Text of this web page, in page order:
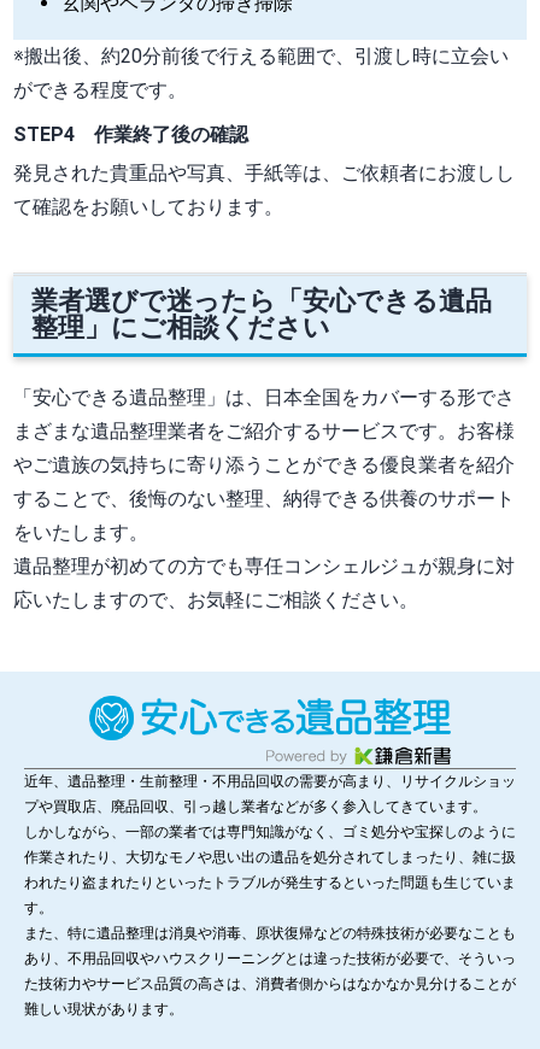
※搬出後、約20分前後で行える範囲で、引渡し時に立会い
ができる程度です。
STEP4 作業終了後の確認
発見された貴重品や写真、手紙等は、ご依頼者にお渡しし
て確認をお願いしております。
業者選びで迷ったら「安心できる遺品
整理」にご相談ください
「安心できる遺品整理」は、日本全国をカバーする形でさ
まざまな遺品整理業者をご紹介するサービスです。お客様
やご遺族の気持ちに寄り添うことができる優良業者を紹介
することで、後悔のない整理、納得できる供養のサポート
をいたします。
遺品整理が初めての方でも専任コンシェルジュが親身に対
応いたしますので、お気軽にご相談ください。
近年、遺品整理・生前整理・不用品回収の需要が高まり、リサイクルショッ
プや買取店、廃品回収、引っ越し業者などが多く参入してきています。
しかしながら、一部の業者では専門知識がなく、ゴミ処分や宝探しのように
作業されたり、大切なモノや思い出の遺品を処分されてしまったり、雑に扱
われたり盗まれたりといったトラブルが発生するといった問題も生じていま
す。
また、特に遺品整理は消臭や消毒、原状復帰などの特殊技術が必要なことも
あり、不用品回収やハウスクリーニングとは違った技術が必要で、そういっ
た技術力やサービス品質の高さは、消費者側からはなかなか見分けることが
難しい現状があります。